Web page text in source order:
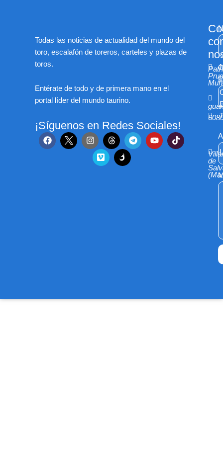
Todas las noticias de actualidad del mundo del
toro, escalafón de toreros, carteles y plazas de
toros.
Entérate de todo y de primera mano en el
portal líder del mundo taurino.
¡Síguenos en Redes Sociales!
F
a
c
I
n
s
T
e
l
Y
o
u
T
i
k
V
m
e
o
de